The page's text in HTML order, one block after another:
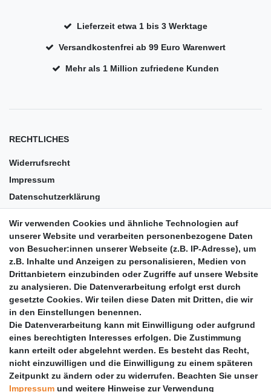
Lieferzeit etwa 1 bis 3 Werktage
Versandkostenfrei ab 99 Euro Warenwert
Mehr als 1 Million zufriedene Kunden
RECHTLICHES
Widerrufsrecht
Impressum
Datenschutzerklärung
Barrierefreiheit
Anleitungen
Vertrag widerrufen
PARTNER
DHL
GLS
PaketPLUS
Wir verwenden Cookies und ähnliche Technologien auf
unserer Website und verarbeiten personenbezogene Daten
von Besucher:innen unserer Webseite (z.B. IP-Adresse), um
z.B. Inhalte und Anzeigen zu personalisieren, Medien von
Drittanbietern einzubinden oder Zugriffe auf unsere Website
zu analysieren. Die Datenverarbeitung erfolgt erst durch
gesetzte Cookies. Wir teilen diese Daten mit Dritten, die wir
in den Einstellungen benennen.
Die Datenverarbeitung kann mit Einwilligung oder aufgrund
eines berechtigten Interesses erfolgen. Die Zustimmung
kann erteilt oder abgelehnt werden. Es besteht das Recht,
nicht einzuwilligen und die Einwilligung zu einem späteren
Zeitpunkt zu ändern oder zu widerrufen. Beachten Sie unser
Impressum und weitere Hinweise zur Verwendung